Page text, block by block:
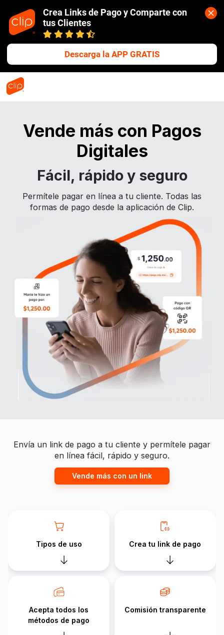
Crea Links de Pago y Comparte con
tus Clientes
Descarga la APP GRATIS
Vende más con Pagos
Digitales
Fácil, rápido y seguro
Permítele pagar en línea a tu cliente. Todas las
formas de pago desde la aplicación de Clip.
Envía un link de pago a tu cliente y permítele pagar
en línea fácil, rápido y seguro.
Vende más con un link
Tipos de uso Crea tu link de pago
Acepta todos los
métodos de pago
Comisión transparente